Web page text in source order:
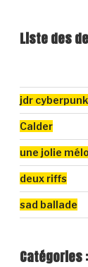
Liste des
jdr
Calder
une jolie
deux riffs
sad ballade
Catégories :